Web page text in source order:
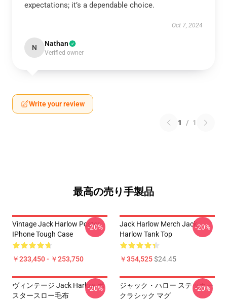
expectations; it’s a dependable choice.
Oct 7, 2024
N Nathan
Verified owner
Write your review
1 / 1
最高の売り手製品
Vintage Jack Harlow Poster
IPhone Tough Case
￥233,450 - ￥253,750
-20%
Jack Harlow Merch Jack
Harlow Tank Top
￥354,525$24.45
-20%
ヴィンテージ Jack Harlow ポ
スタースロー毛布
-20%
ジャック・ハロー ステッカー
クラシック マグ
-20%